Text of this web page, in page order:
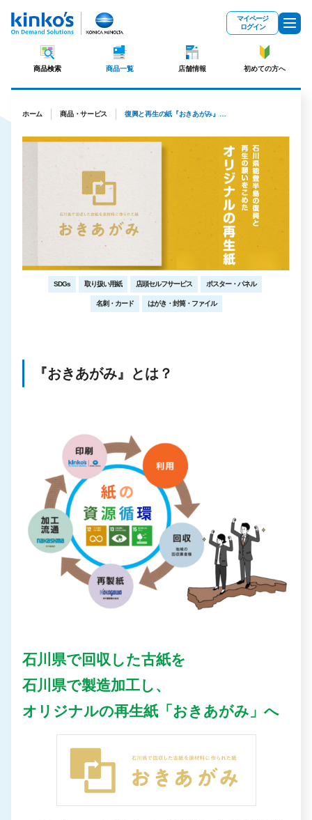
マイページ
ログイン
商品検索 商品一覧 店舗情報 初めての方へ
ホーム 商品・サービス
SDGs 取り扱い用紙 店頭セルフサービス ポスター・パネル
名刺・カード はがき・封筒・ファイル
『おきあがみ』とは？
石川県で回収した古紙を
石川県で製造加工し、
オリジナルの再生紙「おきあがみ」へ